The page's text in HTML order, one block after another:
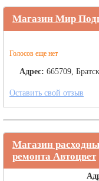
Магазин Мир
Голосов еще нет
Адрес: 665709,
Оставить свой отзыв
Магазин
ремонта Автоцвет